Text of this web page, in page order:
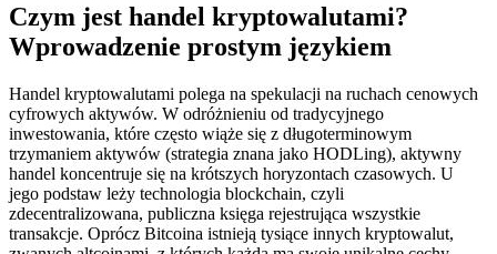
Czym jest handel kryptowalutami?
Wprowadzenie prostym językiem
Handel kryptowalutami polega na spekulacji na ruchach cenowych
cyfrowych aktywów. W odróżnieniu od tradycyjnego
inwestowania, które często wiąże się z długoterminowym
trzymaniem aktywów (strategia znana jako HODLing), aktywny
handel koncentruje się na krótszych horyzontach czasowych. U
jego podstaw leży technologia blockchain, czyli
zdecentralizowana, publiczna księga rejestrująca wszystkie
transakcje. Oprócz Bitcoina istnieją tysiące innych kryptowalut,